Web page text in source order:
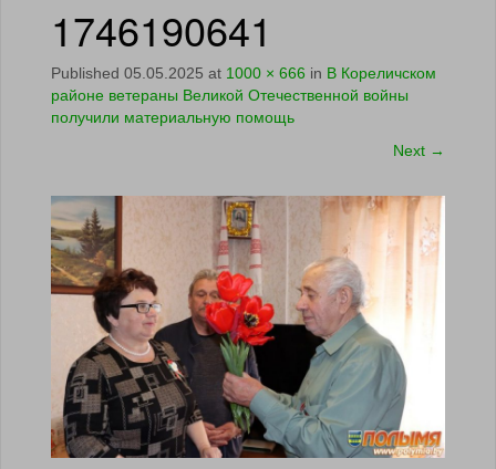
1746190641
Published 05.05.2025 at 1000 × 666 in В Кореличском
районе ветераны Великой Отечественной войны
получили материальную помощь
Next →